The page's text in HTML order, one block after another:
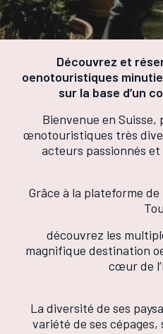
Découvrez et
oenotouristiques
sur la base d’un
Bienvenue en Suisse,
œnotouristiques très
acteurs passionnés et
Grâce à la plateforme
découvrez les
magnifique destination
cœur de
La diversité de ses
variété de ses